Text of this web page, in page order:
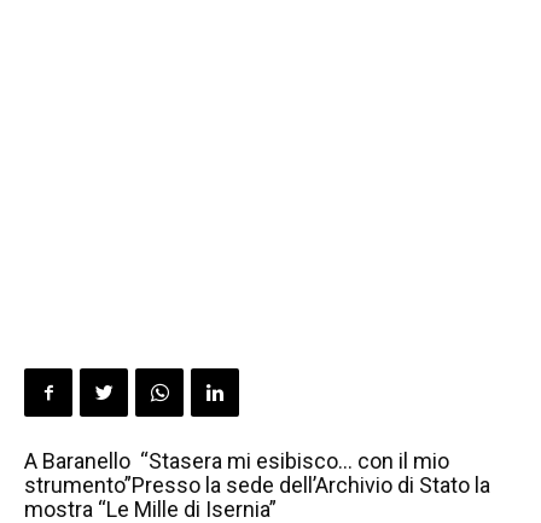
A Baranello “Stasera mi esibisco… con il mio
strumento”Presso la sede dell’Archivio di Stato la
mostra “Le Mille di Isernia”